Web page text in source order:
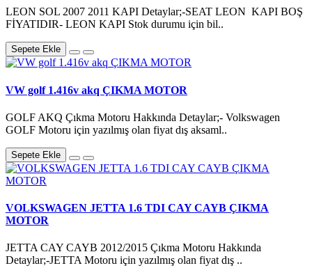
LEON SOL 2007 2011 KAPI Detaylar;-SEAT LEON KAPI BOŞ
FİYATIDIR- LEON KAPI Stok durumu için bil..
Sepete Ekle
VW golf 1.416v akq ÇIKMA MOTOR
GOLF AKQ Çıkma Motoru Hakkında Detaylar;- Volkswagen
GOLF Motoru için yazılmış olan fiyat dış aksaml..
Sepete Ekle
VOLKSWAGEN JETTA 1.6 TDI CAY CAYB ÇIKMA
MOTOR
JETTA CAY CAYB 2012/2015 Çıkma Motoru Hakkında
Detaylar;-JETTA Motoru için yazılmış olan fiyat dış ..